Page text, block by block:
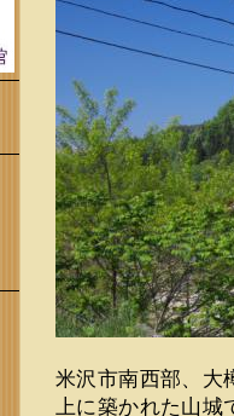
米沢市南西部、大
上に築かれた山城